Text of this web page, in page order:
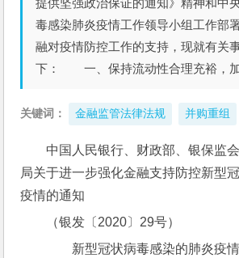
提供坚强政治保证的通知》精神和中
毒感染肺炎疫情工作领导小组工作部
融对疫情防控工作的支持，现就有关
下： 一、保持流动性合理充裕，
关键词： 金融监管法律法规 并购重组
中国人民银行、财政部、银保监
局关于进一步强化金融支持防控新型
疫情的通知
（银发〔2020〕29号）
新型冠状病毒感染的肺炎疫情